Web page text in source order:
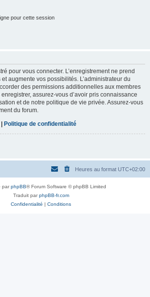
pour cette session
pour vous connecter. L’enregistrement ne prend
augmente vos possibilités. L’administrateur du
des permissions additionnelles aux membres
assurez-vous d’avoir pris connaissance
et de notre politique de vie privée. Assurez-vous
du forum.
| Politique de confidentialité
Heures au format UTC+02:00
parphpBB® Forum Software © phpBB Limited
Traduit parphpBB-fr.com
Confidentialité | Conditions